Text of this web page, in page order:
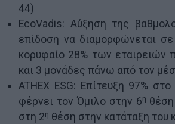
44)
EcoVadis: Αύξηση της
επίδοση να διαμορφώνεται
κορυφαίο 28% των εταιρειών
και 3 μονάδες πάνω από τον
ATHEX ESG: Επίτευξη 97%
φέρνει τον Όμιλο στην 6η
στη 2η θέση στην κατάταξη του